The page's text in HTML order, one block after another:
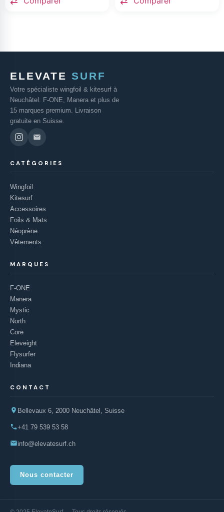
ELEVATE SURF
Votre spécialiste wingfoil & kitesurf à
Neuchâtel. F-ONE, Manera et plus de
15 marques premium. Livraison
gratuite en Suisse.
CATÉGORIES
Wingfoil
Kitesurf
Accessoires
Foils & Mats
Néoprène
Vêtements
MARQUES
F-ONE
Manera
Mystic
North
Core
Eleveight
Flysurfer
Indiana
CONTACT
Bellevaux 6, 2000 Neuchâtel, Suisse
+41 79 539 53 58
info@elevatesurf.ch
Nous contacter